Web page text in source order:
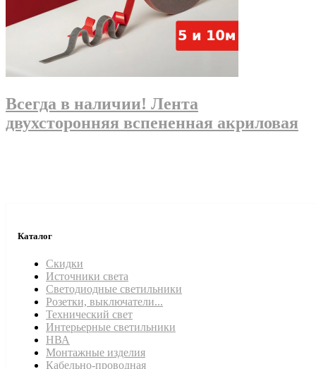
Всегда в наличии! Лента
двухсторонняя вспененная акриловая
Каталог
Скидки
Источники света
Светодиодные светильники
Розетки, выключатели...
Технический свет
Интерьерные светильники
НВА
Монтажные изделия
Кабельно-проводная